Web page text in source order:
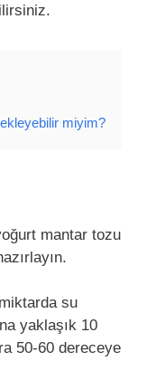
miyim?
mantar tozu
su
yaklaşık 10
50-60 dereceye